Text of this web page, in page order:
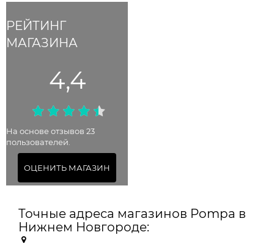
РЕЙТИНГ
МАГАЗИНА
4,4
На основе отзывов 23
пользователей.
ОЦЕНИТЬ МАГАЗИН
Точные адреса магазинов Pompa в
Нижнем Новгороде: